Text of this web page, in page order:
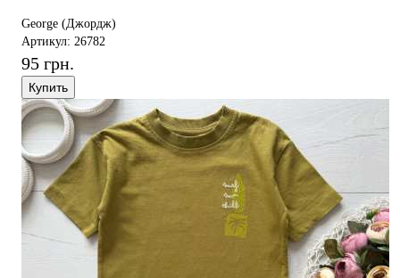
George (Джордж)
Артикул: 26782
95 грн.
Купить